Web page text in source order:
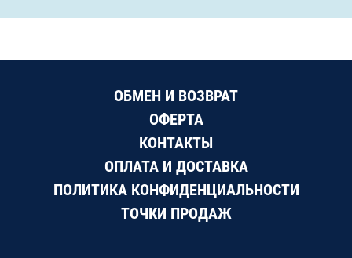
ОБМЕН И ВОЗВРАТ
ОФЕРТА
КОНТАКТЫ
ОПЛАТА И ДОСТАВКА
ПОЛИТИКА КОНФИДЕНЦИАЛЬНОСТИ
ТОЧКИ ПРОДАЖ